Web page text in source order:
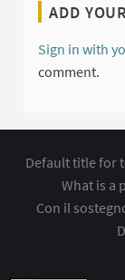
ADD
Sign in with
comment.
Default title for
What is a
Con il